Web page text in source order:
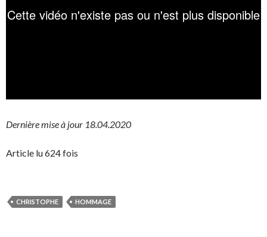
Dernière mise à jour 18.04.2020
Article lu 624 fois
CHRISTOPHE HOMMAGE